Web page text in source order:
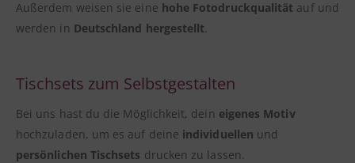
Außerdem weisen sie eine hohe Fotodruckqualität auf und
werden in Deutschland hergestellt.
Tischsets zum Selbstgestalten
Bei uns hast du die Möglichkeit, dein eigenes Motiv
hochzuladen, um es auf deine individuellen und
persönlichen Tischsets drucken zu lassen.